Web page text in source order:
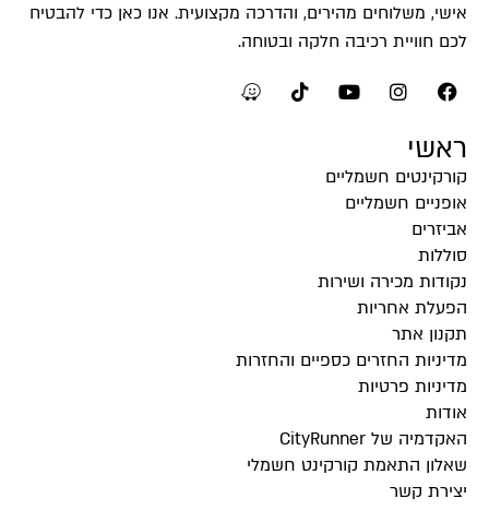
אישי, משלוחים מהירים, והדרכה מקצועית. אנו כאן כדי להבטיח
לכם חוויית רכיבה חלקה ובטוחה.
ראשי
קורקינטים חשמליים
אופניים חשמליים
אביזרים
סוללות
נקודות מכירה ושירות
הפעלת אחריות
תקנון אתר
מדיניות החזרים כספיים והחזרות
מדיניות פרטיות
אודות
האקדמיה של CityRunner
שאלון התאמת קורקינט חשמלי
יצירת קשר